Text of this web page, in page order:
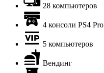
28 компьютеров
4 консоли PS4 Pro
5 компьютеров
Вендинг